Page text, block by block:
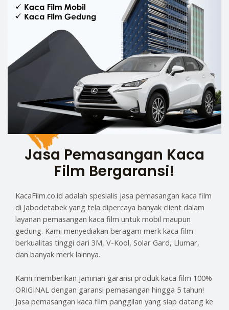
Jasa Pemasangan Kaca
Film Bergaransi!
KacaFilm.co.id adalah spesialis jasa pemasangan kaca film
di Jabodetabek yang tela dipercaya banyak client dalam
layanan pemasangan kaca film untuk mobil maupun
gedung. Kami menyediakan beragam merk kaca film
berkualitas tinggi dari 3M, V-Kool, Solar Gard, Llumar,
dan banyak merk lainnya.
Kami memberikan jaminan garansi produk kaca film 100%
ORIGINAL dengan garansi pemasangan hingga 5 tahun!
Jasa pemasangan kaca film panggilan yang siap datang ke